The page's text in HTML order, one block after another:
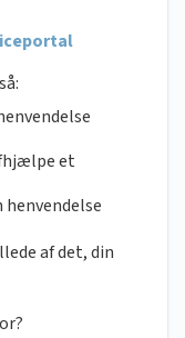
så:
et
af det, din